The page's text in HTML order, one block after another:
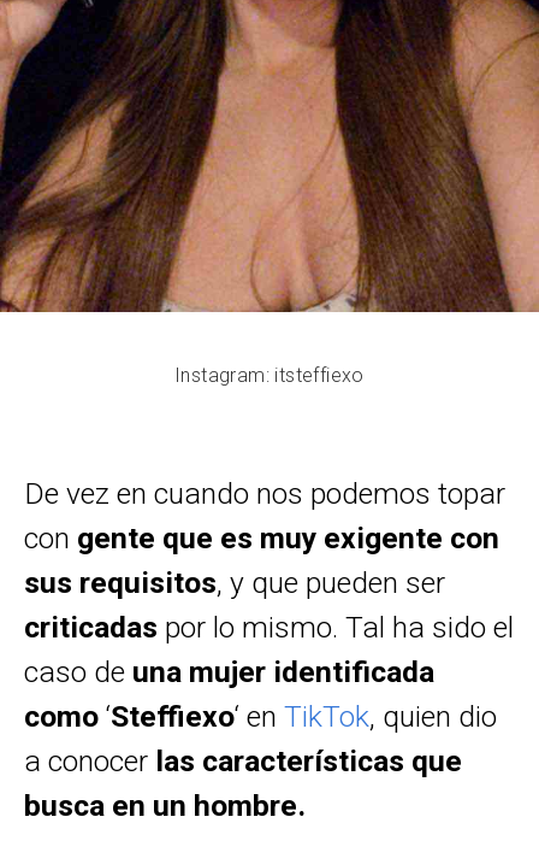
Instagram: itsteffiexo
De vez en cuando nos podemos topar
con gente que es muy exigente con
sus requisitos, y que pueden ser
criticadas por lo mismo. Tal ha sido el
caso de una mujer identificada
como ‘Steffiexo‘ en TikTok, quien dio
a conocer las características que
busca en un hombre.